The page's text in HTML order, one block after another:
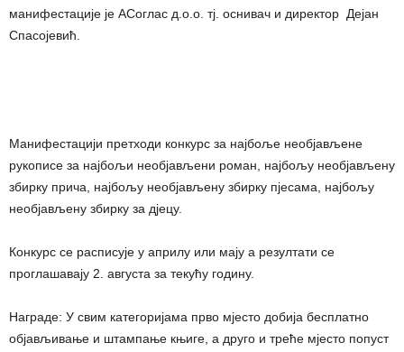
манифестације је АСоглас д.о.о. тј. оснивач и директор Дејан
Спасојевић.
Манифестацији претходи конкурс за најбоље необјављене
рукописе за најбољи необјављени роман, најбољу необјављену
збирку прича, најбољу необјављену збирку пјесама, најбољу
необјављену збирку за дјецу.
Конкурс се расписује у априлу или мају а резултати се
проглашавају 2. августа за текућу годину.
Награде: У свим категоријама прво мјесто добија бесплатно
објављивање и штампање књиге, а друго и треће мјесто попуст